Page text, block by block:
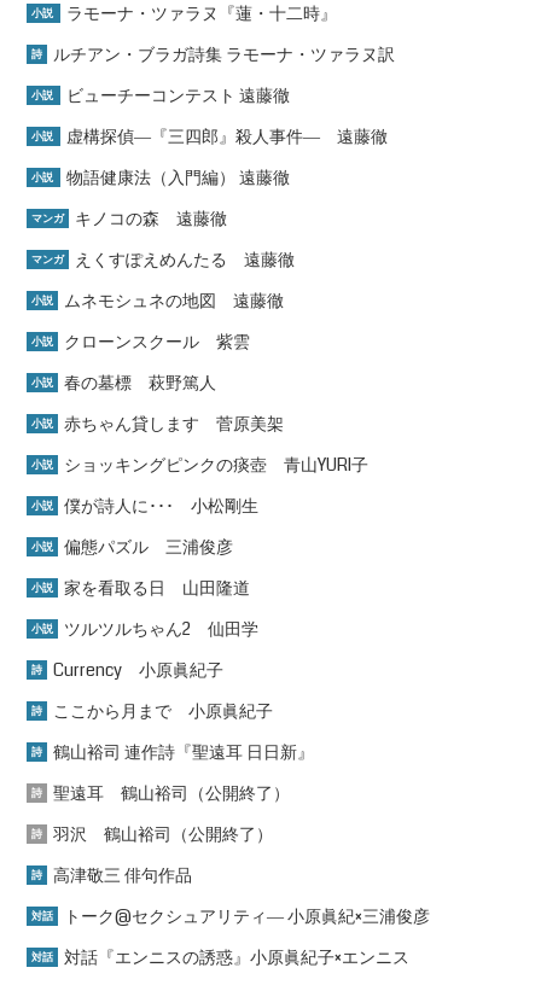
小説 ラモーナ・ツァラヌ『蓮・十二時』
詩 ルチアン・ブラガ詩集 ラモーナ・ツァラヌ訳
小説 ビューチーコンテスト 遠藤徹
小説 虚構探偵―『三四郎』殺人事件― 遠藤徹
小説 物語健康法（入門編） 遠藤徹
マンガ キノコの森 遠藤徹
マンガ えくすぽえめんたる 遠藤徹
小説 ムネモシュネの地図 遠藤徹
小説 クローンスクール 紫雲
小説 春の墓標 萩野篤人
小説 赤ちゃん貸します 菅原美架
小説 ショッキングピンクの痰壺 青山YURI子
小説 僕が詩人に･･･ 小松剛生
小説 偏態パズル 三浦俊彦
小説 家を看取る日 山田隆道
小説 ツルツルちゃん2 仙田学
詩 Currency 小原眞紀子
詩 ここから月まで 小原眞紀子
詩 鶴山裕司 連作詩『聖遠耳 日日新』
詩 聖遠耳 鶴山裕司（公開終了）
詩 羽沢 鶴山裕司（公開終了）
詩 高津敬三 俳句作品
対話 トーク@セクシュアリティ― 小原眞紀×三浦俊彦
対話 対話『エンニスの誘惑』小原眞紀子×エンニス